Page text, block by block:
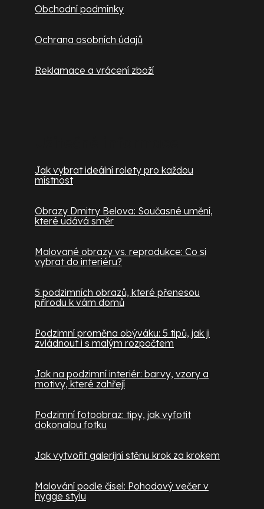
Obchodní podmínky
Ochrana osobních údajů
Reklamace a vrácení zboží
Jak vybrat ideální rolety pro každou
místnost
Obrazy Dmitry Belova: Současné umění,
které udává směr
Malované obrazy vs. reprodukce: Co si
vybrat do interiéru?
5 podzimních obrazů, které přenesou
přírodu k vám domů
Podzimní proměna obýváku: 5 tipů, jak ji
zvládnout i s malým rozpočtem
Jak na podzimní interiér: barvy, vzory a
motivy, které zahřejí
Podzimní fotoobraz: tipy, jak vyfotit
dokonalou fotku
Jak vytvořit galerijní stěnu krok za krokem
Malování podle čísel: Pohodový večer v
hygge stylu